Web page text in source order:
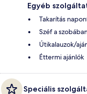
Egyéb
Takarítás
Széf a
Útikalauzok/
Éttermi ajánlók
Speciális